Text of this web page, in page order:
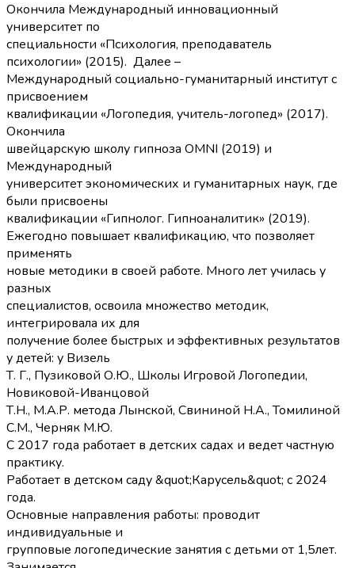
Окончила Международный инновационный
университет по
специальности «Психология, преподаватель
психологии» (2015). Далее –
Международный социально-гуманитарный институт с
присвоением
квалификации «Логопедия, учитель-логопед» (2017).
Окончила
швейцарскую школу гипноза OMNI (2019) и
Международный
университет экономических и гуманитарных наук, где
были присвоены
квалификации «Гипнолог. Гипноаналитик» (2019).
Ежегодно повышает квалификацию, что позволяет
применять
новые методики в своей работе. Много лет училась у
разных
специалистов, освоила множество методик,
интегрировала их для
получение более быстрых и эффективных результатов
у детей: у Визель
Т. Г., Пузиковой О.Ю., Школы Игровой Логопедии,
Новиковой-Иванцовой
Т.Н., М.А.Р. метода Лынской, Свининой Н.А., Томилиной
С.М., Черняк М.Ю.
С 2017 года работает в детских садах и ведет частную
практику.
Работает в детском саду &quot;Карусель&quot; с 2024
года.
Основные направления работы: проводит
индивидуальные и
групповые логопедические занятия с детьми от 1,5лет.